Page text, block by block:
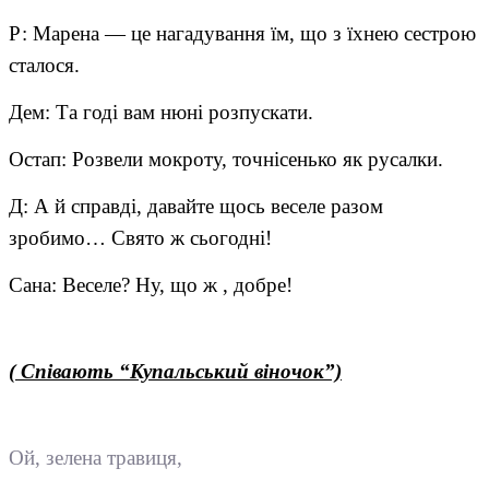
Р: Марена — це нагадування їм, що з їхнею сестрою
сталося.
Дем: Та годі вам нюні розпускати.
Остап: Розвели мокроту, точнісенько як русалки.
Д: А й справді, давайте щось веселе разом
зробимо… Свято ж сьогодні!
Сана: Веселе? Ну, що ж , добре!
( Співають “Купальський віночок”)
Ой, зелена травиця,